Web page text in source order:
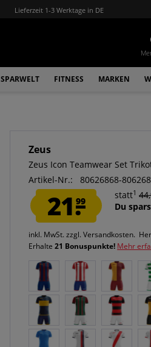
Lieferzeit 1-3 Werktage in DE
SPARWELT FITNESS MARKEN
Zeus
Zeus Icon Teamwear Set
Artikel-Nr.:
80626868-
21.99
statt1
Du
inkl. MwSt.zzgl. Versandkosten.
Erhalte21 Bonuspunkte! Mehr